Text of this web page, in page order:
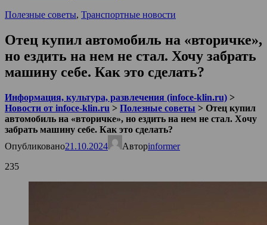
Полезные советы, Транспортные новости
Отец купил автомобиль на «вторичке»,
но ездить на нем не стал. Хочу забрать
машину себе. Как это сделать?
Информация, культура, развлечения (infoce-klin.ru) >
Новости от infoce-klin.ru > Полезные советы > Отец купил
автомобиль на «вторичке», но ездить на нем не стал. Хочу
забрать машину себе. Как это сделать?
Опубликовано21.10.2024 Авторinformer
235